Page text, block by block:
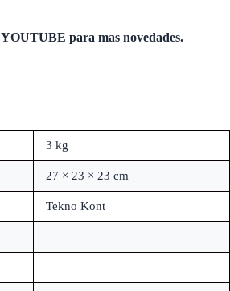
YOUTUBE para mas novedades.
3 kg
27 × 23 × 23 cm
Tekno Kont